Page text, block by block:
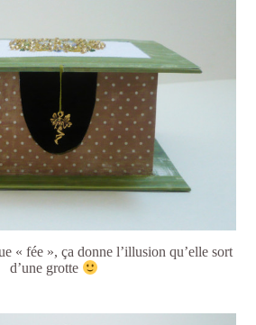
« fée », ça donne l’illusion qu’elle sort
d’une grotte